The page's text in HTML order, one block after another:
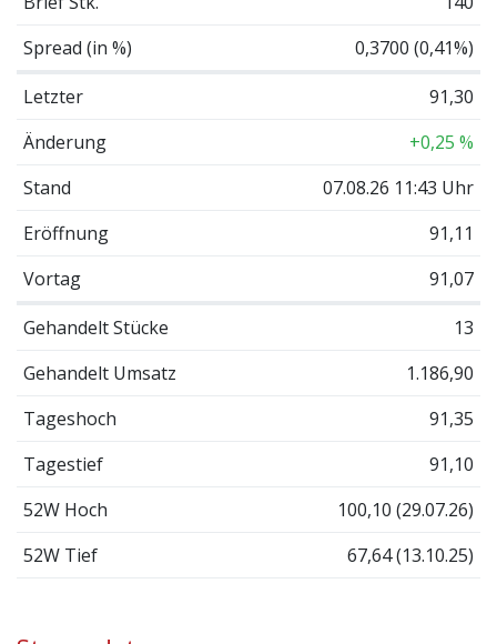
Spread (in %)
0,3700 (0,41%)
Letzter
91,30
Änderung
+0,25 %
Stand
07.08.26 11:43 Uhr
Eröffnung
91,11
Vortag
91,07
Gehandelt Stücke
13
Gehandelt Umsatz
1.186,90
Tageshoch
91,35
Tagestief
91,10
52W Hoch
100,10 (29.07.26)
52W Tief
67,64 (13.10.25)